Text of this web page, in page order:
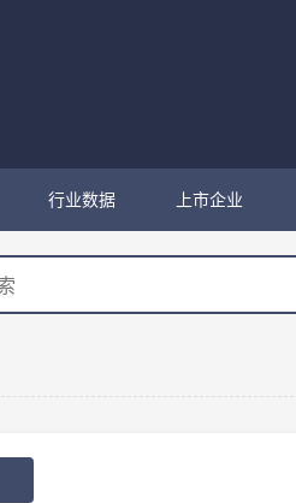
行业数据 上市企业